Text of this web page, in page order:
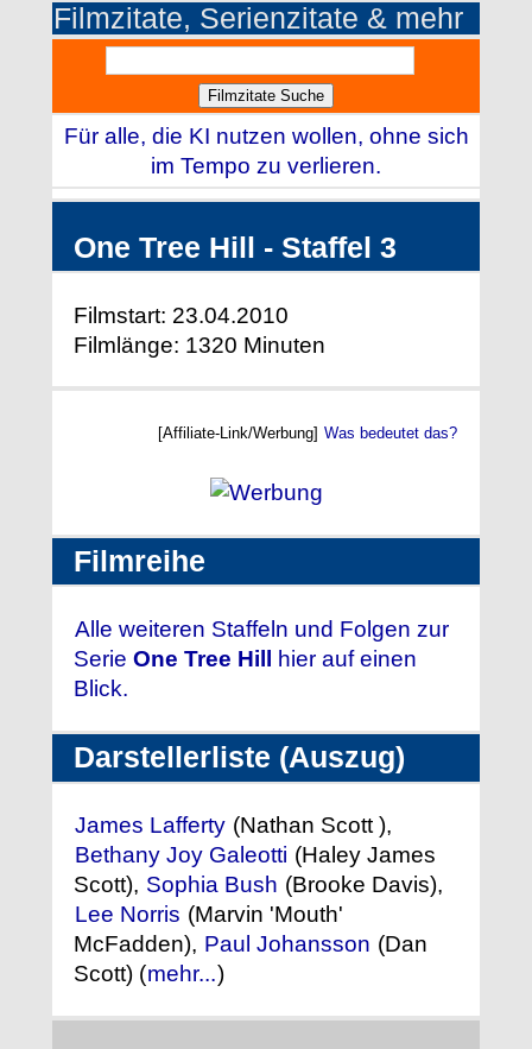
Filmzitate, Serienzitate & mehr
Für alle, die KI nutzen wollen, ohne sich
im Tempo zu verlieren.
One Tree Hill - Staffel 3
Filmstart: 23.04.2010
Filmlänge: 1320 Minuten
[Affiliate-Link/Werbung] Was bedeutet das?
Filmreihe
Alle weiteren Staffeln und Folgen zur
Serie One Tree Hill
hier auf einen
Blick.
Darstellerliste (Auszug)
James Lafferty (Nathan Scott ),
Bethany Joy Galeotti (Haley James
Scott), Sophia Bush (Brooke Davis),
Lee Norris (Marvin 'Mouth'
McFadden), Paul Johansson (Dan
Scott) (mehr...)